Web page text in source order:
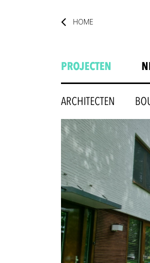
HOME
PROJECTEN
ARCHITECTEN